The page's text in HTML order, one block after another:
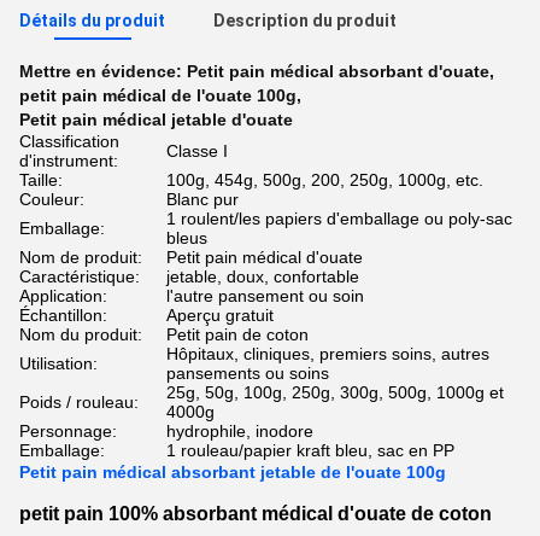
Détails du produit Description du produit
Mettre en évidence: Petit pain médical absorbant d'ouate,
petit pain médical de l'ouate 100g,
Petit pain médical jetable d'ouate
Classification
d'instrument:
Classe I
Taille:
100g, 454g, 500g, 200, 250g, 1000g, etc.
Couleur:
Blanc pur
Emballage:
1 roulent/les papiers d'emballage ou poly-sac
bleus
Nom de produit:
Petit pain médical d'ouate
Caractéristique:
jetable, doux, confortable
Application:
l'autre pansement ou soin
Échantillon:
Aperçu gratuit
Nom du produit:
Petit pain de coton
Utilisation:
Hôpitaux, cliniques, premiers soins, autres
pansements ou soins
Poids / rouleau:
25g, 50g, 100g, 250g, 300g, 500g, 1000g et
4000g
Personnage:
hydrophile, inodore
Emballage:
1 rouleau/papier kraft bleu, sac en PP
Petit pain médical absorbant jetable de l'ouate 100g
petit pain 100% absorbant médical d'ouate de coton